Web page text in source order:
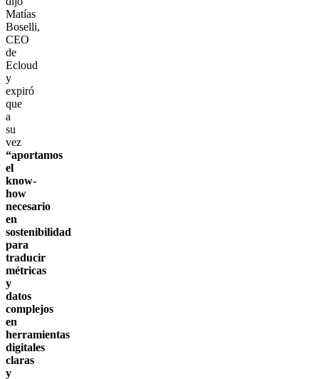
Matías
Boselli,
CEO
de
Ecloud
y
expiró
que
a
su
vez
“aportamos
el
know-
how
necesario
en
sostenibilidad
para
traducir
métricas
y
datos
complejos
en
herramientas
digitales
claras
y